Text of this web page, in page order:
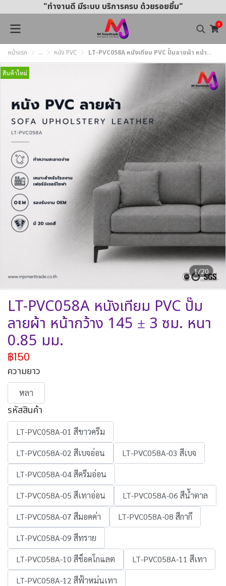
"ทำงานดี มีระบบ บริการครบ ด้วยรอยยิ้ม"
0
หน้าแรก ... หนัง PVC LT-PVC058A หนังเทียม PVC ปั๊มลายผ้า หน้ากว้าง 145 ± 3 ซม. หนา 0.85 มม.
1/20
สินค้าใหม่
LT-PVC058A หนังเทียม PVC ปั๊ม
ลายผ้า หน้ากว้าง 145 ± 3 ซม. หนา
0.85 มม.
฿150
ความยาว
หลา
รหัสสินค้า
LT-PVC058A-01 สีขาวครีม
LT-PVC058A-02 สีเบจอ่อน
LT-PVC058A-03 สีเบจ
LT-PVC058A-04 สีครีมอ่อน
LT-PVC058A-05 สีเทาอ่อน
LT-PVC058A-06 สีน้ำตาล
LT-PVC058A-07 สีมอคค่า
LT-PVC058A-08 สีกากี
LT-PVC058A-09 สีทราย
LT-PVC058A-10 สีช็อคโกแลต
LT-PVC058A-11 สีเทา
LT-PVC058A-12 สีฟ้าหม่นเทา